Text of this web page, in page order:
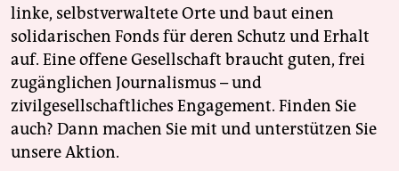
linke, selbstverwaltete Orte und baut einen
solidarischen Fonds für deren Schutz und Erhalt
auf. Eine offene Gesellschaft braucht guten, frei
zugänglichen Journalismus – und
zivilgesellschaftliches Engagement. Finden Sie
auch? Dann machen Sie mit und unterstützen Sie
unsere Aktion.